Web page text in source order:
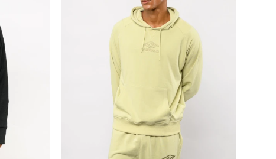
AGREGAR AL CARRITO